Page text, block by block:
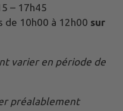
– 17h45
de 10h00 à 12h00 sur
varier en période de
préalablement